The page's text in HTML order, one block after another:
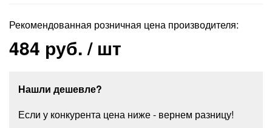
Рекомендованная розничная цена производителя:
484 руб./ шт
Нашли дешевле?
Если у конкурента цена ниже - вернем разницу!